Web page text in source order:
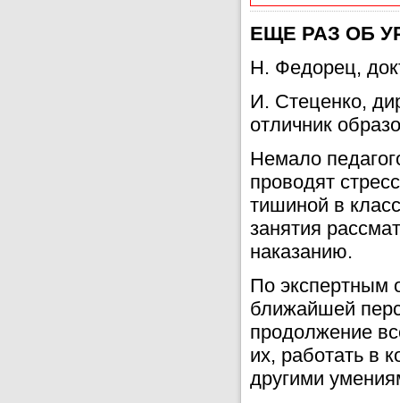
ЕЩЕ РАЗ ОБ
Н. Федорец,
И. Стеценко,
отличник
Немало
проводят
тишиной в
занятия
наказанию.
По экспертным
ближайшей
продолжение
их, работать в
другими